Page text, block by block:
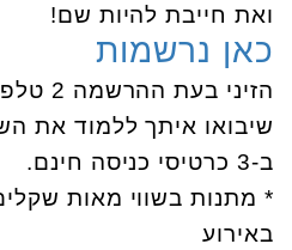
ואת חייבת להיות שם!
כאן נרשמות
הזיני
שיבואו איתך ללמוד את
ב-3 כרטיסי כניסה חינם.
* מתנות בשווי מאות
באירוע